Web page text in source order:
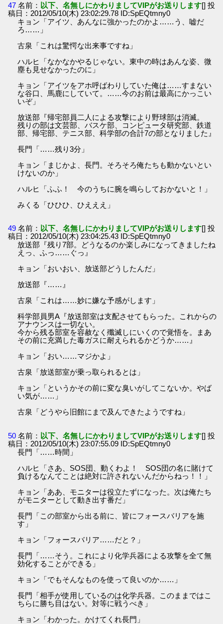
47 名前： 以下、名無しにかわりましてVIPがお送りします[] 投
稿日：2012/05/10(木) 23:02:29.78 ID:SpEQtmny0
キョン「アイツ、あんなに強かったのかよ……う、嘘だ
ろ……」
古泉「これは驚愕な出来事ですね」
ハルヒ「なかなかやるじゃない。東中の時はあんな姿、微
塵も見せなかったのに」
キョン「アイツをアホ呼ばわりしていた俺は……すまない
な谷口、馬鹿にしていて。……今のお前は最高にかっこい
いぞ」
放送部『帰宅部員二人による攻撃により野球部は消滅。
残りの部は文芸部、バスケ部、コンピュータ研究部、鉄道
部、帰宅部、テニス部、科学部の合計7の部となりました』
長門「……残り3分」
キョン「まじかよ、長門。そろそろ俺たちも動かないとい
けないのか」
ハルヒ「ふふ！ 今のうちに腕を鳴らしておかないと！」
みくる「ひひひ、ひえええ」
49 名前： 以下、名無しにかわりましてVIPがお送りします[] 投
稿日：2012/05/10(木) 23:04:25.43 ID:SpEQtmny0
放送部『残り7部。どうなるのか楽しみになってきましたね
えっ、ふっ……ぐっ』
キョン「おいおい、放送部どうしたんだ」
放送部『……』
古泉「これは……妙に嫌な予感がします」
科学部員男A『放送部室は支配させてもらった。これからの
アナウンスは一切ない。
今から残る部室を容赦なく殲滅しにいくので覚悟を。まあ
その前に充満した毒ガスに耐えられるかどうか……』
キョン「おい……マジかよ」
古泉「放送部室が乗っ取られるとは」
キョン「というかその前に変な臭いがしてこないか。やば
い気が……」
古泉「どうやら旧館にまで及んできたようですね」
50 名前： 以下、名無しにかわりましてVIPがお送りします[] 投
稿日：2012/05/10(木) 23:07:55.09 ID:SpEQtmny0
長門「……時間」
ハルヒ「さあ、SOS団、動くわよ！ SOS団の名に賭けて
負けるなんてことは絶対に許されないんだからねっ！！」
キョン「ああ、モニターは役立たずになった。次は俺たち
がモニターとして動き出す番だ」
長門「この部室から出る前に、皆にフォースバリアを施
す」
キョン「フォースバリア……だと？」
長門「……そう。これにより化学兵器による攻撃を全て無
効化することができる」
キョン「でもそんなものを使って良いのか……」
長門「相手が使用しているのは化学兵器。このままではこ
ちらに勝ち目はない。対等に戦うべき」
キョン「わかった。かけてくれ長門」